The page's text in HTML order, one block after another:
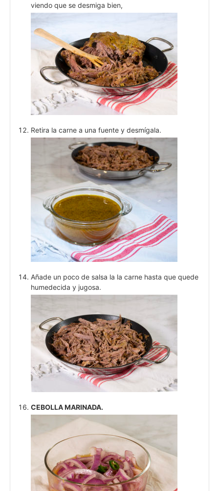
viendo que se desmiga bien,
Retira la carne a una fuente y desmígala.
Añade un poco de salsa la la carne hasta que quede
humedecida y jugosa.
CEBOLLA MARINADA.